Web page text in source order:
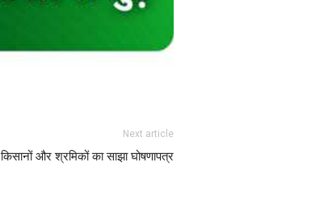
Next article
किसानों और श्रमिकों का साझा घोषणापत्र